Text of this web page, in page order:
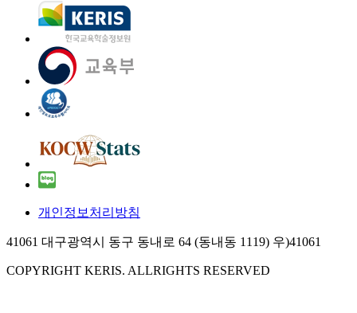
개인정보처리방침
41061 대구광역시 동구 동내로 64 (동내동 1119) 우)41061
COPYRIGHT KERIS. ALLRIGHTS RESERVED